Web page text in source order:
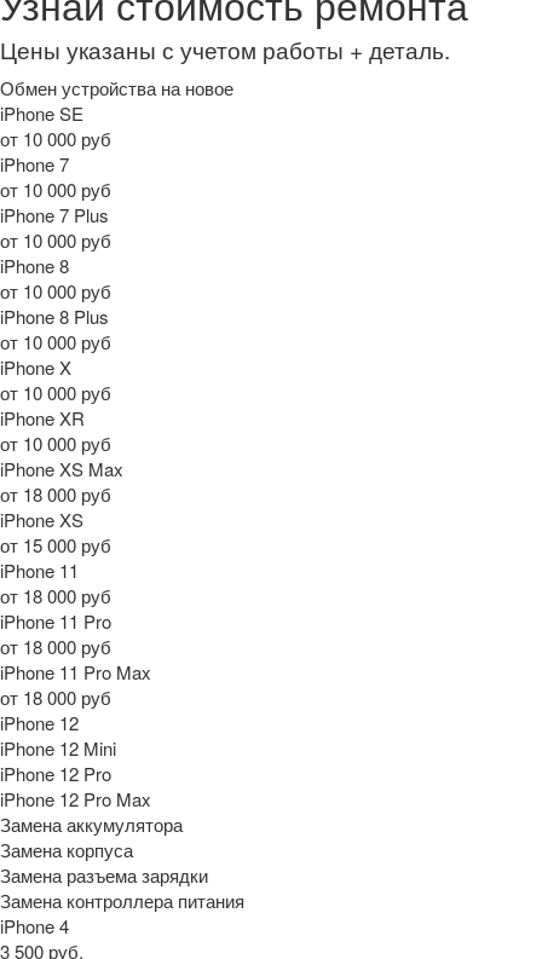
Цены указаны с учетом работы + деталь.
Обмен устройства на новое
iPhone SE
от 10 000 руб
iPhone 7
от 10 000 руб
iPhone 7 Plus
от 10 000 руб
iPhone 8
от 10 000 руб
iPhone 8 Plus
от 10 000 руб
iPhone X
от 10 000 руб
iPhone XR
от 10 000 руб
iPhone XS Max
от 18 000 руб
iPhone XS
от 15 000 руб
iPhone 11
от 18 000 руб
iPhone 11 Pro
от 18 000 руб
iPhone 11 Pro Max
от 18 000 руб
iPhone 12
iPhone 12 Mini
iPhone 12 Pro
iPhone 12 Pro Max
Замена аккумулятора
Замена корпуса
Замена разъема зарядки
Замена контроллера питания
iPhone 4
3 500 руб.